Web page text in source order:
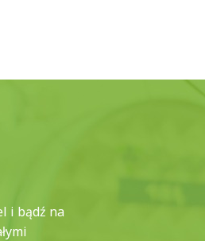
i bądź na